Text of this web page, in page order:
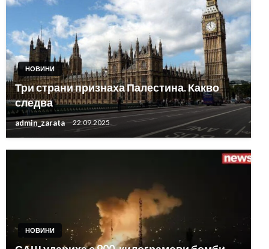
НОВИНИ
Три страни признаха Палестина. Какво
следва
admin_zarata 22.09.2025
НОВИНИ